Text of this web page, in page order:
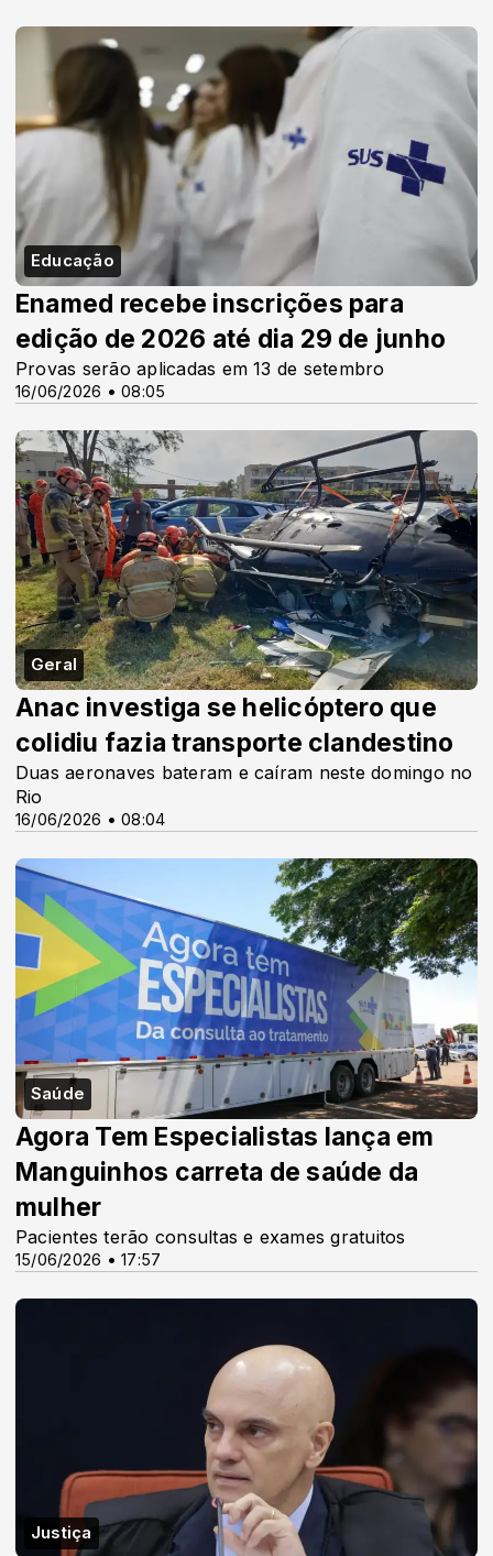
Educação
16/06/2026 • 08:05
Enamed recebe inscrições para
edição de 2026 até dia 29 de junho
Provas serão aplicadas em 13 de setembro
Geral
16/06/2026 • 08:04
Anac investiga se helicóptero que
colidiu fazia transporte clandestino
Duas aeronaves bateram e caíram neste domingo no
Rio
Saúde
15/06/2026 • 17:57
Agora Tem Especialistas lança em
Manguinhos carreta de saúde da
mulher
Pacientes terão consultas e exames gratuitos
Justiça